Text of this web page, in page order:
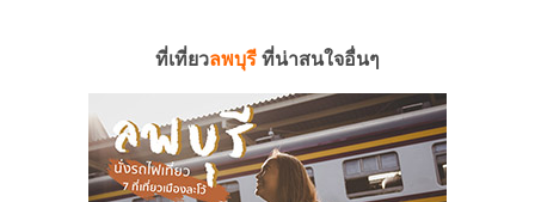
ที่เที่ยวลพบุรี ที่น่าสนใจอื่นๆ